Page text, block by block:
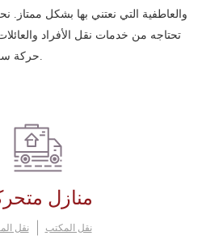
والعاطفية التي نعتني بها بشكل
تحتاجه من خدمات نقل الأفراد
منازل
نقل نقل المكتب